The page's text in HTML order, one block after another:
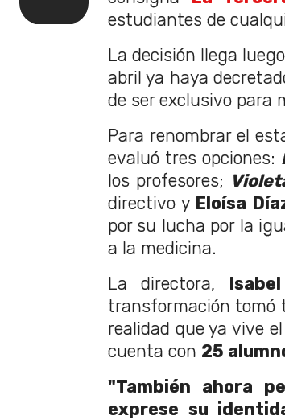
estudiantes de
La decisión llega
abril ya haya
de ser exclusivo para
Para renombrar el
evaluó tres opciones:
los profesores;
directivo y Eloísa
por su lucha por la
a la medicina.
La directora,
transformación tomó
realidad que ya vive
cuenta con 25
"También ahora
exprese su